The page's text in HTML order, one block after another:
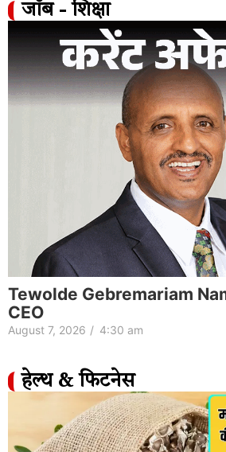
जॉब - शिक्षा
Tewolde Gebremariam
CEO
August 7, 2026 / 4:30 am
हेल्थ & फिटनेस